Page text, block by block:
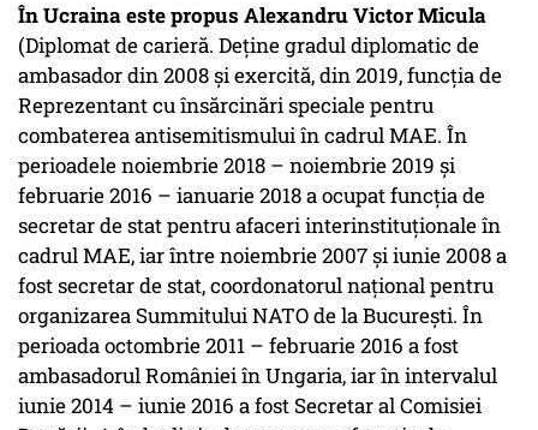
În Ucraina este propus Alexandru Victor Micula
(Diplomat de carieră. Deține gradul diplomatic de
ambasador din 2008 și exercită, din 2019, funcția de
Reprezentant cu însărcinări speciale pentru
combaterea antisemitismului în cadrul MAE. În
perioadele noiembrie 2018 – noiembrie 2019 și
februarie 2016 – ianuarie 2018 a ocupat funcția de
secretar de stat pentru afaceri interinstituționale în
cadrul MAE, iar între noiembrie 2007 și iunie 2008 a
fost secretar de stat, coordonatorul național pentru
organizarea Summitului NATO de la Bucureşti. În
perioada octombrie 2011 – februarie 2016 a fost
ambasadorul României în Ungaria, iar în intervalul
iunie 2014 – iunie 2016 a fost Secretar al Comisiei